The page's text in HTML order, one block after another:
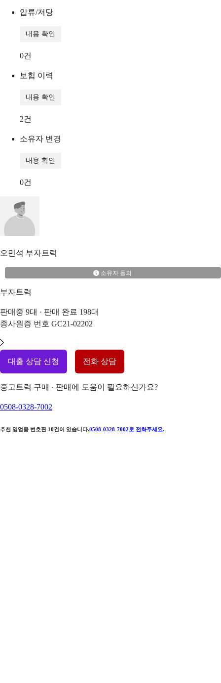
압류/저당
내용 확인
0건
보험 이력
내용 확인
2건
소유자 변경
내용 확인
0건
오민석 부자트럭
소유자 동의
부자트럭
판매중 9대 · 판매 완료 198대
종사원증 번호 GC21-02202
대출 상담 신청 전화 상담
중고트럭 구매 · 판매에 도움이 필요하신가요?
0508-0328-7002
추천 영업용 번호판 10건이 있습니다.0508-0328-7002 로 전화주세요.